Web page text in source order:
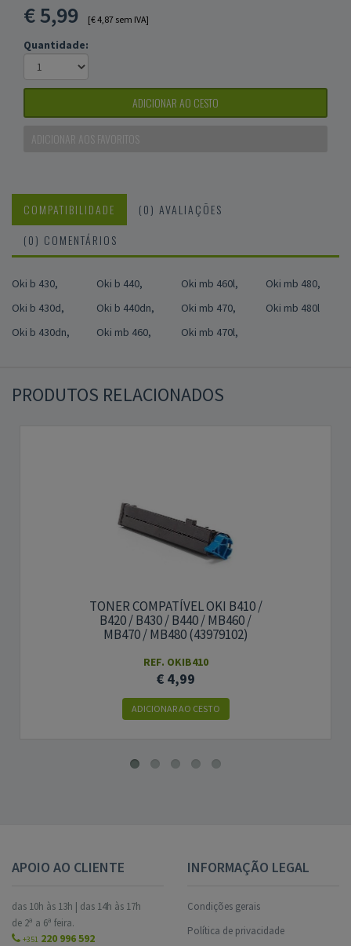
€5,99 [€ 4,87 sem IVA]
Quantidade:
ADICIONAR AO CESTO
ADICIONAR AOS FAVORITOS
COMPATIBILIDADE
(0) AVALIAÇÕES
(0) COMENTÁRIOS
Oki b 430,
Oki b 430d,
Oki b 430dn,
Oki b 440,
Oki b 440dn,
Oki mb 460,
Oki mb 460l,
Oki mb 470,
Oki mb 470l,
Oki mb 480,
Oki mb 480l
PRODUTOS RELACIONADOS
TONER COMPATÍVEL OKI B410 /
B420 / B430 / B440 / MB460 /
MB470 / MB480 (43979102)
REF. OKIB410
€ 4,99
ADICIONAR AO CESTO
APOIO AO CLIENTE
das 10h às 13h | das 14h às 17h
de 2ª a 6ª feira.
+351 220 996 592
INFORMAÇÃO LEGAL
Condições gerais
Política de privacidade